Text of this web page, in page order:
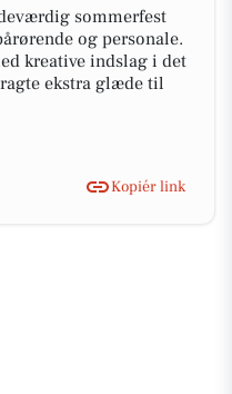
sommerfest
og personale.
kreative indslag i det
ekstra glæde til
Kopiér link